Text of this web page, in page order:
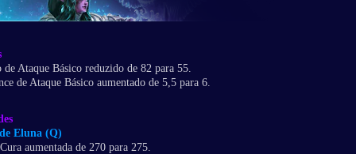
de Ataque Básico reduzido de 82 para 55.
de Ataque Básico aumentado de 5,5 para 6.
Eluna (Q)
Cura aumentada de 270 para 275.